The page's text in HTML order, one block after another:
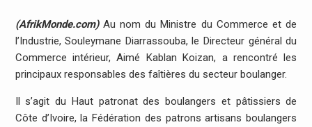
(AfrikMonde.com)Au nom du Ministre du Commerce et de
l’Industrie, Souleymane Diarrassouba, le Directeur général du
Commerce intérieur, Aimé Kablan Koizan, a rencontré les
principaux responsables des faîtières du secteur boulanger.
Il s’agit du Haut patronat des boulangers et pâtissiers de
Côte d’Ivoire, la Fédération des patrons artisans boulangers